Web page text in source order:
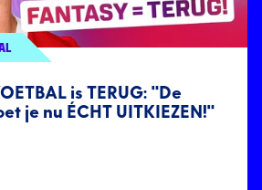
is TERUG: "De
je nu ÉCHT UITKIEZEN!"